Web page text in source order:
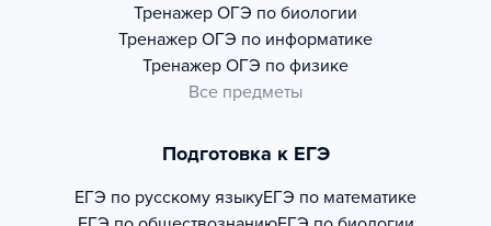
Тренажер ОГЭ по биологии
Тренажер ОГЭ по информатике
Тренажер ОГЭ по физике
Все предметы
Подготовка к ЕГЭ
ЕГЭ по русскому языкуЕГЭ по математике